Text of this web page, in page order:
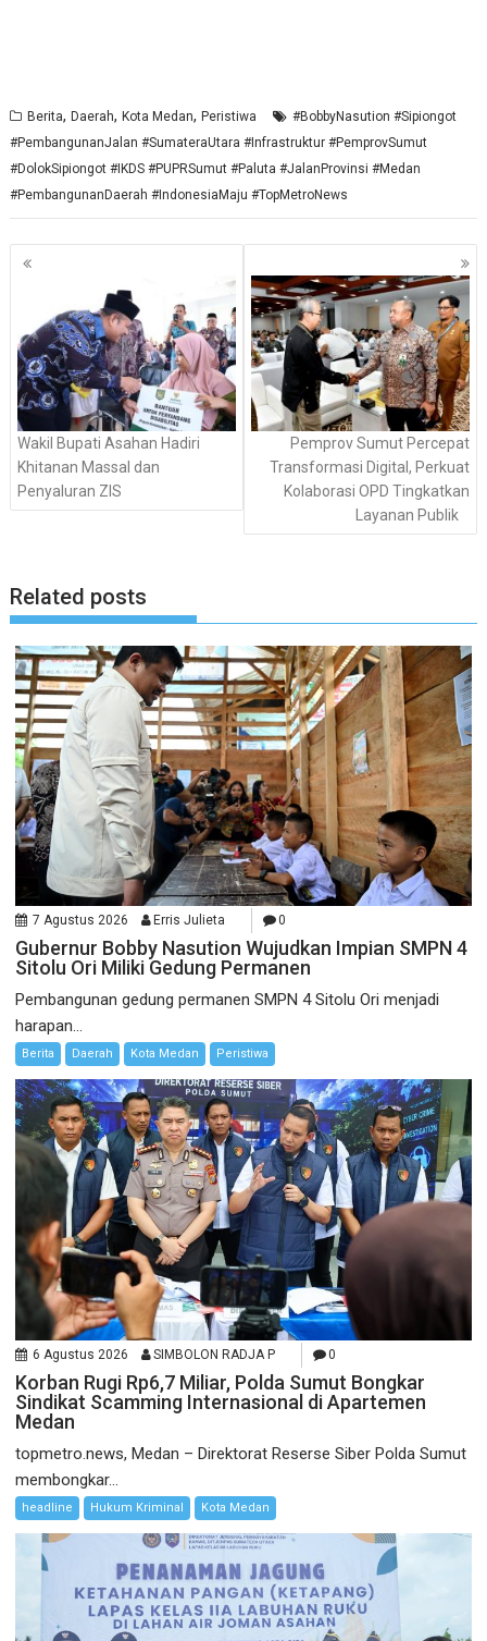
Berita,Daerah,Kota Medan,Peristiwa
#BobbyNasution #Sipiongot
#PembangunanJalan #SumateraUtara #Infrastruktur #PemprovSumut
#DolokSipiongot #IKDS #PUPRSumut #Paluta #JalanProvinsi #Medan
#PembangunanDaerah #IndonesiaMaju #TopMetroNews
Navigasi
Wakil Bupati Asahan Hadiri
Khitanan Massal dan
Penyaluran ZIS
Pemprov Sumut Percepat
Transformasi Digital, Perkuat
Kolaborasi OPD Tingkatkan
Layanan Publik
Related posts
7 Agustus 2026 Erris Julieta 0
Gubernur Bobby Nasution Wujudkan Impian SMPN 4
Sitolu Ori Miliki Gedung Permanen
Pembangunan gedung permanen SMPN 4 Sitolu Ori menjadi
harapan...
Berita Daerah Kota Medan Peristiwa
6 Agustus 2026 SIMBOLON RADJA P 0
Korban Rugi Rp6,7 Miliar, Polda Sumut Bongkar
Sindikat Scamming Internasional di Apartemen
Medan
topmetro.news, Medan – Direktorat Reserse Siber Polda Sumut
membongkar...
headline Hukum Kriminal Kota Medan